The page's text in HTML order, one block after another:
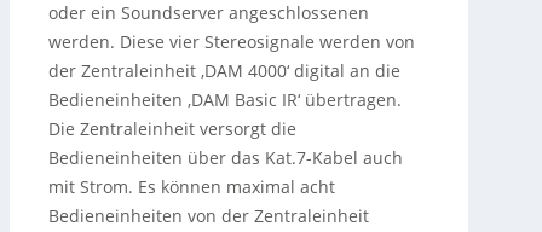
oder ein Soundserver angeschlossenen
werden. Diese vier Stereosignale werden von
der Zentraleinheit ‚DAM 4000‘ digital an die
Bedieneinheiten ‚DAM Basic IR‘ übertragen.
Die Zentraleinheit versorgt die
Bedieneinheiten über das Kat.7-Kabel auch
mit Strom. Es können maximal acht
Bedieneinheiten von der Zentraleinheit